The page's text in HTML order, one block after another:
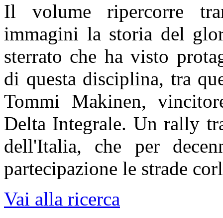
Il volume ripercorre
immagini la storia del
sterrato che ha visto
di questa disciplina, tra
Tommi Makinen,
Delta Integrale. Un rally
dell'Italia, che per
partecipazione le strade
Vai alla ricerca